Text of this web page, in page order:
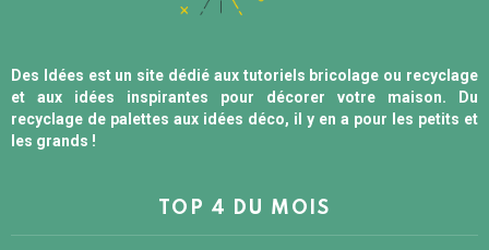
Des Idées est un site dédié aux tutoriels bricolage ou recyclage
et aux idées inspirantes pour décorer votre maison. Du
recyclage de palettes aux idées déco, il y en a pour les petits et
les grands !
TOP 4 DU MOIS